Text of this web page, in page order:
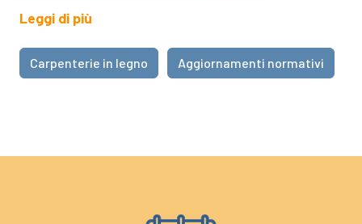
Leggi di più
Carpenterie in legno Aggiornamenti normativi